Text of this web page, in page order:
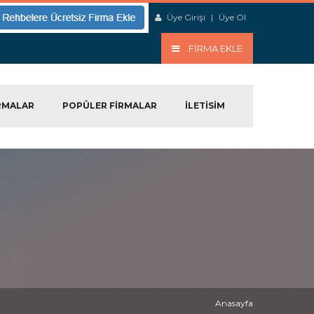
Üye Girişi | Üye Ol
FIRMA EKLE
POPÜLER FIRMALAR ILETISIM
Anasayfa